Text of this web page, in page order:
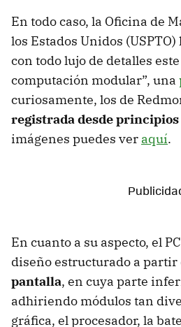
En todo caso, la Oficina de
los Estados Unidos
con todo lujo de detalles
computación modular”, una
curiosamente, los de
registrada desde
imágenes puedes ver aquí.
En cuanto a su aspecto, el
diseño estructurado a partir
pantalla, en cuya parte
adhiriendo módulos tan
gráfica, el procesador, la